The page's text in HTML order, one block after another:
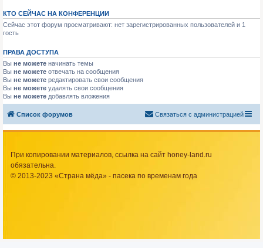
КТО СЕЙЧАС НА КОНФЕРЕНЦИИ
Сейчас этот форум просматривают: нет зарегистрированных пользователей и 1
гость
ПРАВА ДОСТУПА
Вы не можете начинать темы
Вы не можете отвечать на сообщения
Вы не можете редактировать свои сообщения
Вы не можете удалять свои сообщения
Вы не можете добавлять вложения
Список форумов Связаться с администрацией
При копировании материалов, ссылка на сайт honey-land.ru
обязательна.
© 2013-2023 «Страна мёда» - пасека по временам года